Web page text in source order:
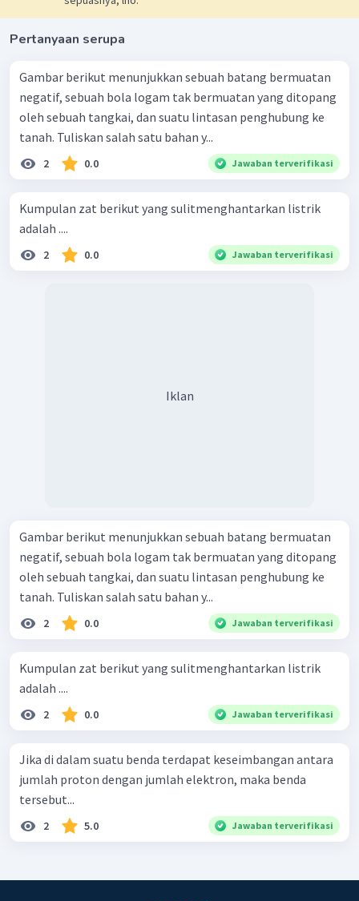
Pertanyaan serupa
Gambar berikut menunjukkan sebuah batang bermuatan
negatif, sebuah bola logam tak bermuatan yang ditopang
oleh sebuah tangkai, dan suatu lintasan penghubung ke
tanah. Tuliskan salah satu bahan y...
2 0.0 Jawaban terverifikasi
Kumpulan zat berikut yang sulitmenghantarkan listrik
adalah ....
2 0.0 Jawaban terverifikasi
Iklan
Gambar berikut menunjukkan sebuah batang bermuatan
negatif, sebuah bola logam tak bermuatan yang ditopang
oleh sebuah tangkai, dan suatu lintasan penghubung ke
tanah. Tuliskan salah satu bahan y...
2 0.0 Jawaban terverifikasi
Kumpulan zat berikut yang sulitmenghantarkan listrik
adalah ....
2 0.0 Jawaban terverifikasi
Jika di dalam suatu benda terdapat keseimbangan antara
jumlah proton dengan jumlah elektron, maka benda
tersebut...
2 5.0 Jawaban terverifikasi